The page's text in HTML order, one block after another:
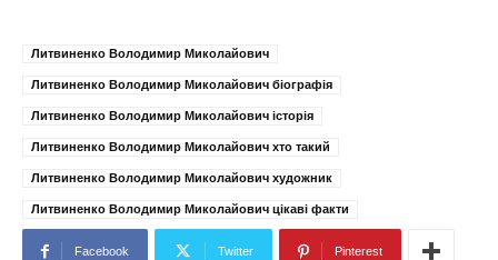
Литвиненко Володимир Миколайович
Литвиненко Володимир Миколайович біографія
Литвиненко Володимир Миколайович історія
Литвиненко Володимир Миколайович хто такий
Литвиненко Володимир Миколайович художник
Литвиненко Володимир Миколайович цікаві факти
Facebook Twitter Pinterest